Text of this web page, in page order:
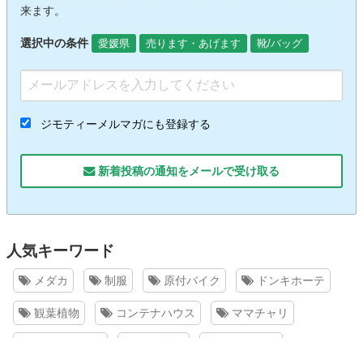
来ます。
選択中の条件 愛媛県 売ります・あげます 靴/バッグ
ジモティーメルマガにも登録する
新着投稿の通知をメールで受け取る
人気キーワード
メダカ 制服 原付バイク ドンキホーテ
観葉植物 コンテナハウス ママチャリ